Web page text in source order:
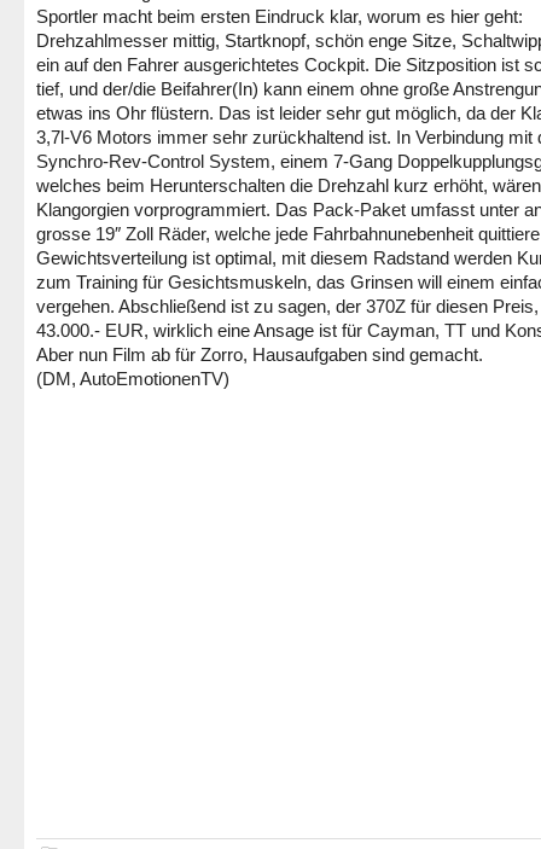
Sportler macht beim ersten Eindruck klar, worum es hier geht:
Drehzahlmesser mittig, Startknopf, schön enge Sitze,
ein auf den Fahrer ausgerichtetes Cockpit. Die Sitzposition ist
tief, und der/die Beifahrer(In) kann einem ohne große
etwas ins Ohr flüstern. Das ist leider sehr gut möglich, da der
3,7l-V6 Motors immer sehr zurückhaltend ist. In Verbindung mit
Synchro-Rev-Control System, einem 7-Gang
welches beim Herunterschalten die Drehzahl kurz erhöht,
Klangorgien vorprogrammiert. Das Pack-Paket umfasst unter
grosse 19″ Zoll Räder, welche jede Fahrbahnunebenheit
Gewichtsverteilung ist optimal, mit diesem Radstand werden
zum Training für Gesichtsmuskeln, das Grinsen will einem
vergehen. Abschließend ist zu sagen, der 370Z für diesen
43.000.- EUR, wirklich eine Ansage ist für Cayman, TT und
Aber nun Film ab für Zorro, Hausaufgaben sind gemacht.
(DM, AutoEmotionenTV)